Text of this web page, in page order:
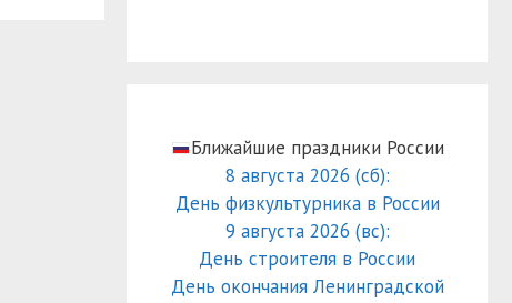
Ближайшие праздники России
8 августа 2026 (сб):
День физкультурника в России
9 августа 2026 (вс):
День строителя в России
День окончания Ленинградской